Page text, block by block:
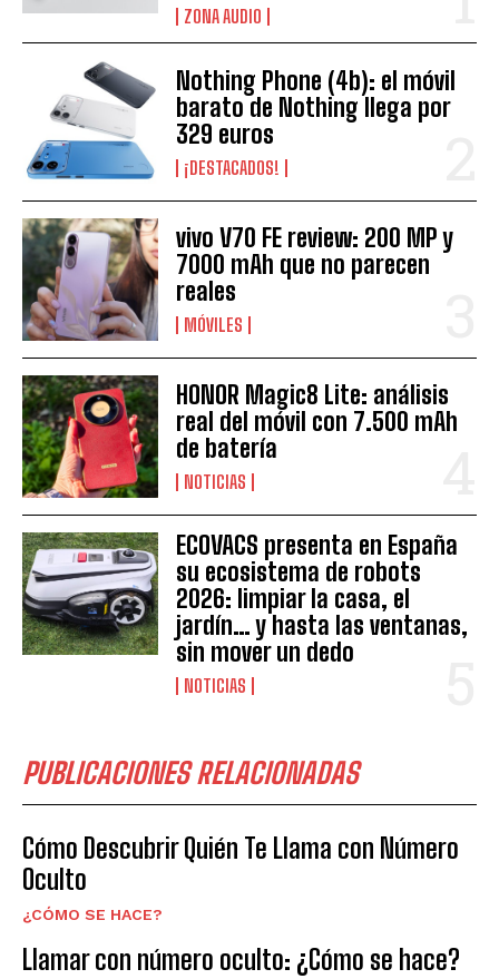
ZONA AUDIO
Nothing Phone (4b): el móvil
barato de Nothing llega por
329 euros
¡DESTACADOS!
vivo V70 FE review: 200 MP y
7000 mAh que no parecen
reales
MÓVILES
HONOR Magic8 Lite: análisis
real del móvil con 7.500 mAh
de batería
NOTICIAS
ECOVACS presenta en España
su ecosistema de robots
2026: limpiar la casa, el
jardín… y hasta las ventanas,
sin mover un dedo
NOTICIAS
PUBLICACIONES RELACIONADAS
Cómo Descubrir Quién Te Llama con Número
Oculto
¿CÓMO SE HACE?
Llamar con número oculto: ¿Cómo se hace?